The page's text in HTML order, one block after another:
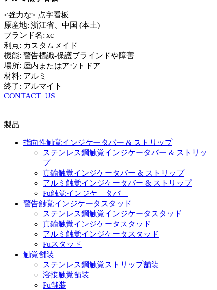
<強力な> 点字看板
原産地: 浙江省、中国 (本土)
ブランド名: xc
利点: カスタムメイド
機能: 警告標識-保護ブラインドや障害
場所: 屋内またはアウトドア
材料: アルミ
終了: アルマイト
CONTACT_US
製品
指向性触覚インジケータバー & ストリップ
ステンレス鋼触覚インジケータバー & ストリッ
プ
真鍮触覚インジケータバー & ストリップ
アルミ触覚インジケータバー & ストリップ
Pu触覚インジケータバー
警告触覚インジケータスタッド
ステンレス鋼触覚インジケータスタッド
真鍮触覚インジケータスタッド
アルミ触覚インジケータスタッド
Puスタッド
触覚舗装
ステンレス鋼触覚ストリップ舗装
溶接触覚舗装
Pu舗装